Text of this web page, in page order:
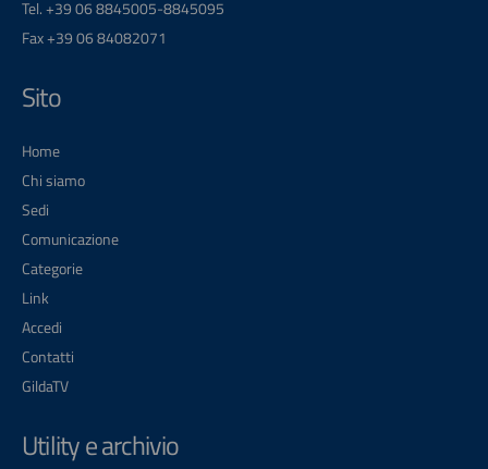
Tel. +39 06 8845005-8845095
Fax +39 06 84082071
Sito
Home
Chi siamo
Sedi
Comunicazione
Categorie
Link
Accedi
Contatti
GildaTV
Utility e archivio